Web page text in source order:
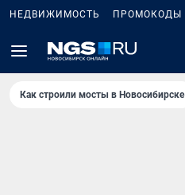
НЕДВИЖИМОСТЬ ПРОМОКОДЫ
Как строили мосты в Новосибирске